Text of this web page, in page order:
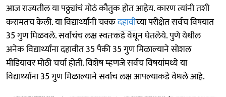
आज राज्यतील या पठ्ठ्यांचं मोठं कौतुक होत आहेय. कारण त्यांनी तशी
करामतच केली. या विद्यार्थ्यांनी चक्कदहावीच्या परीक्षेत सर्वच विषयात
35 गुण मिळवले. सर्वांचंच लक्ष स्वतःकडे वेधून घेतलेये. पुणे येथील
अनेक विद्यार्थ्यांना दहावीत 35 पैकी 35 गुण मिळाल्याने सोशल
मीडियावर मोठी चर्चा होती. विशेष म्हणजे सर्वच विषयांमध्ये या
विद्यार्थ्यांना 35 गुण मिळाल्याने सर्वांच लक्ष आपल्याकडे वेधले आहे.